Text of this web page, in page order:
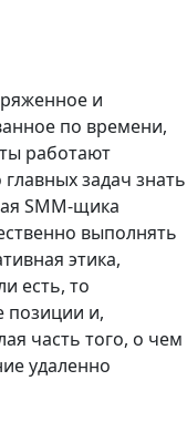
и
по времени,
работают
задач знать
SMM-щика
выполнять
этика,
есть, то
и,
часть того, о чем
удаленно